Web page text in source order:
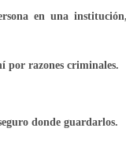
en una
por razones criminales.
donde guardarlos.